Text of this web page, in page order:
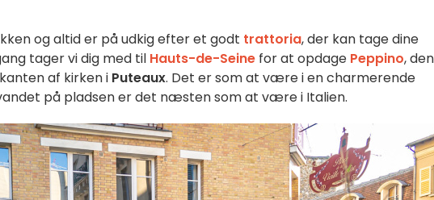
og altid er på udkig efter et godt trattoria, der kan tage dine
tager vi dig med til Hauts-de-Seine for at opdage Peppino,
af kirken i Puteaux. Det er som at være i en charmerende
på pladsen er det næsten som at være i Italien.